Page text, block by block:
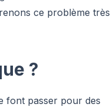
ce problème très
?
font passer pour des